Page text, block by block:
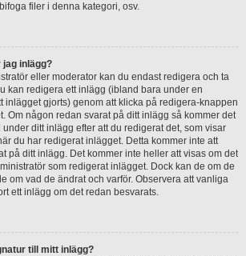
filer i denna kategori, osv.
jag inlägg?
eller moderator kan du endast redigera och ta
kan redigera ett inlägg (ibland bara under en
inlägget gjorts) genom att klicka på redigera-knappen
Om någon redan svarat på ditt inlägg så kommer det
ditt inlägg efter att du redigerat det, som visar
du har redigerat inlägget. Detta kommer inte att
på ditt inlägg. Det kommer inte heller att visas om det
som redigerat inlägget. Dock kan de om de
om vad de ändrat och varför. Observera att vanliga
ett inlägg om det redan besvarats.
till mitt inlägg?